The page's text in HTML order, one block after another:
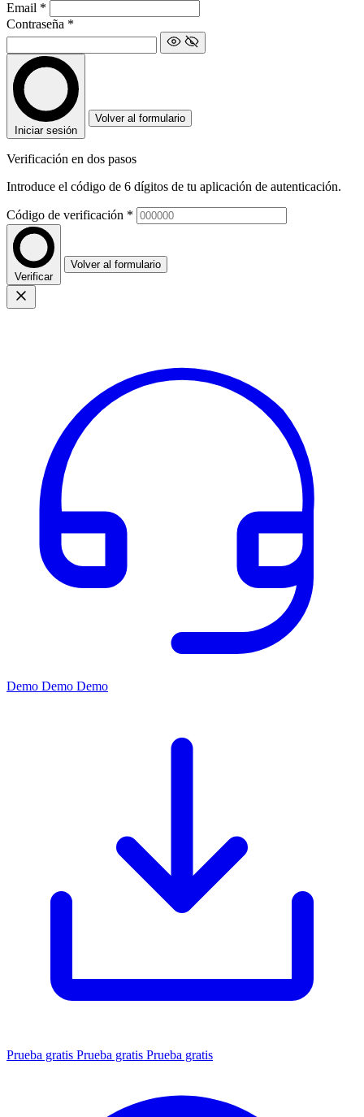
Email *
Contraseña *
Iniciar sesión
Volver al formulario
Verificación en dos pasos
Introduce el código de 6 dígitos de tu aplicación de autenticación.
Código de verificación *
Verificar
Volver al formulario
Demo Demo Demo
Prueba gratis Prueba gratis Prueba gratis